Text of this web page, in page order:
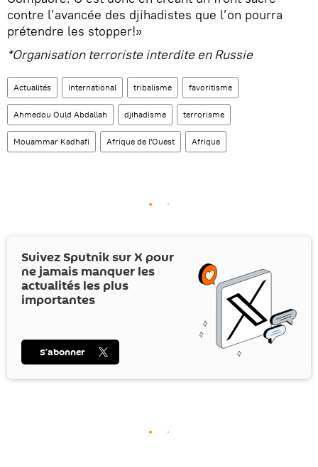
contre l’avancée des djihadistes que l’on pourra
prétendre les stopper!»
*Organisation terroriste interdite en Russie
Actualités International tribalisme favoritisme
Ahmedou Ould Abdallah djihadisme terrorisme
Mouammar Kadhafi Afrique de l'Ouest Afrique
Suivez Sputnik surX pour
ne jamais manquer les
actualités les plus
importantes
S’abonner